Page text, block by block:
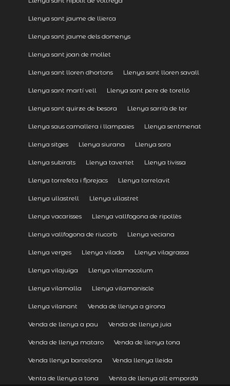
Llenya sant jaume de llierca
Llenya sant jaume dels domenys
Llenya sant joan de mollet
Llenya sant lloren dhortons Llenya sant lloren savall
Llenya sant martí vell Llenya sant pere de torelló
Llenya sant quirze de besora Llenya sarrià de ter
Llenya saus camallera i llampaies Llenya sentmenat
Llenya sitges Llenya siurana Llenya sora
Llenya subirats Llenya tavertet Llenya tivissa
Llenya torrefeta i florejacs Llenya torrelavit
Llenya ullastrell Llenya ullastret
Llenya vacarisses Llenya vallfogona de ripollès
Llenya vallfogona de riucorb Llenya veciana
Llenya verges Llenya vilada Llenya vilagrassa
Llenya vilajuïga Llenya vilamacolum
Llenya vilamalla Llenya vilamaniscle
Llenya vilanant Venda de llenya a girona
Venda de llenya a pau Venda de llenya juia
Venda de llenya mataro Venda de llenya tona
Venda llenya barcelona Venda llenya lleida
Venta de llenya a tona Venta de llenya alt empordà